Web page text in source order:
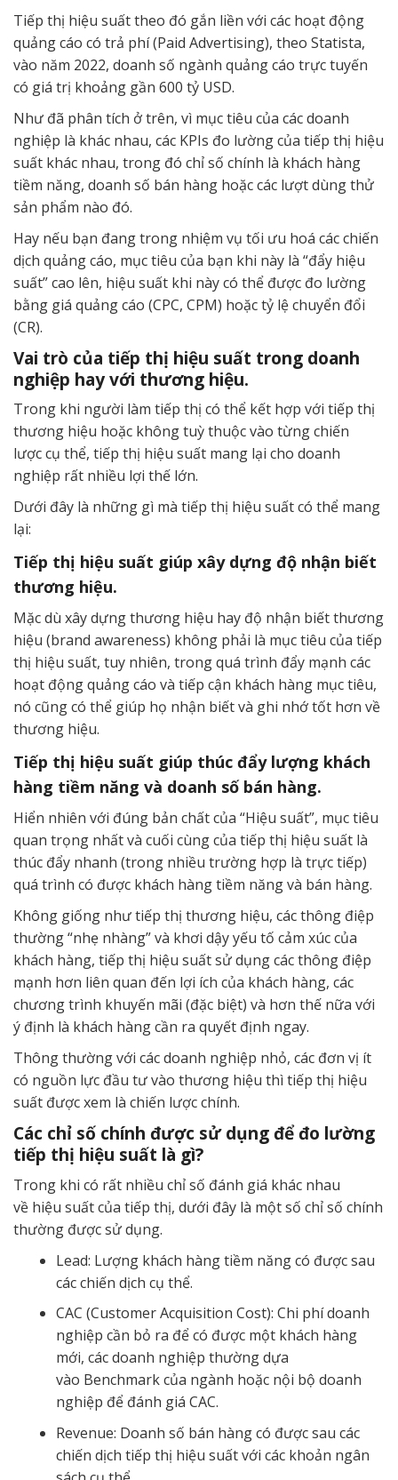
Tiếp thị hiệu suất theo đó gắn liền với các hoạt động
quảng cáo có trả phí (Paid Advertising), theo Statista,
vào năm 2022, doanh số ngành quảng cáo trực tuyến
có giá trị khoảng gần 600 tỷ USD.
Như đã phân tích ở trên, vì mục tiêu của các doanh
nghiệp là khác nhau, các KPIs đo lường của tiếp thị hiệu
suất khác nhau, trong đó chỉ số chính là khách hàng
tiềm năng, doanh số bán hàng hoặc các lượt dùng thử
sản phẩm nào đó.
Hay nếu bạn đang trong nhiệm vụ tối ưu hoá các chiến
dịch quảng cáo, mục tiêu của bạn khi này là “đẩy hiệu
suất” cao lên, hiệu suất khi này có thể được đo lường
bằng giá quảng cáo (CPC, CPM) hoặc tỷ lệ chuyển đổi
(CR).
Vai trò của tiếp thị hiệu suất trong doanh
nghiệp hay với thương hiệu.
Trong khi người làm tiếp thị có thể kết hợp với tiếp thị
thương hiệu hoặc không tuỳ thuộc vào từng chiến
lược cụ thể, tiếp thị hiệu suất mang lại cho doanh
nghiệp rất nhiều lợi thế lớn.
Dưới đây là những gì mà tiếp thị hiệu suất có thể mang
lại:
Tiếp thị hiệu suất giúp xây dựng độ nhận biết
thương hiệu.
Mặc dù xây dựng thương hiệu hay độ nhận biết thương
hiệu (brand awareness) không phải là mục tiêu của tiếp
thị hiệu suất, tuy nhiên, trong quá trình đẩy mạnh các
hoạt động quảng cáo và tiếp cận khách hàng mục tiêu,
nó cũng có thể giúp họ nhận biết và ghi nhớ tốt hơn về
thương hiệu.
Tiếp thị hiệu suất giúp thúc đẩy lượng khách
hàng tiềm năng và doanh số bán hàng.
Hiển nhiên với đúng bản chất của “Hiệu suất”, mục tiêu
quan trọng nhất và cuối cùng của tiếp thị hiệu suất là
thúc đẩy nhanh (trong nhiều trường hợp là trực tiếp)
quá trình có được khách hàng tiềm năng và bán hàng.
Không giống như tiếp thị thương hiệu, các thông điệp
thường “nhẹ nhàng” và khơi dậy yếu tố cảm xúc của
khách hàng, tiếp thị hiệu suất sử dụng các thông điệp
mạnh hơn liên quan đến lợi ích của khách hàng, các
chương trình khuyến mãi (đặc biệt) và hơn thế nữa với
ý định là khách hàng cần ra quyết định ngay.
Thông thường với các doanh nghiệp nhỏ, các đơn vị ít
có nguồn lực đầu tư vào thương hiệu thì tiếp thị hiệu
suất được xem là chiến lược chính.
Các chỉ số chính được sử dụng để đo lường
tiếp thị hiệu suất là gì?
Trong khi có rất nhiều chỉ số đánh giá khác nhau
về hiệu suất của tiếp thị, dưới đây là một số chỉ số chính
thường được sử dụng.
Lead: Lượng khách hàng tiềm năng có được sau
các chiến dịch cụ thể.
CAC (Customer Acquisition Cost): Chi phí doanh
nghiệp cần bỏ ra để có được một khách hàng
mới, các doanh nghiệp thường dựa
vào Benchmark của ngành hoặc nội bộ doanh
nghiệp để đánh giá CAC.
Revenue: Doanh số bán hàng có được sau các
chiến dịch tiếp thị hiệu suất với các khoản ngân